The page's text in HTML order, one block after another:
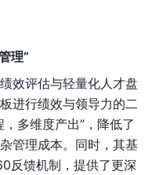
理”
效评估与轻量化人才盘
进行绩效与领导力的二
多维度产出”，降低了
管理成本。同时，其基
反馈机制，提供了更深